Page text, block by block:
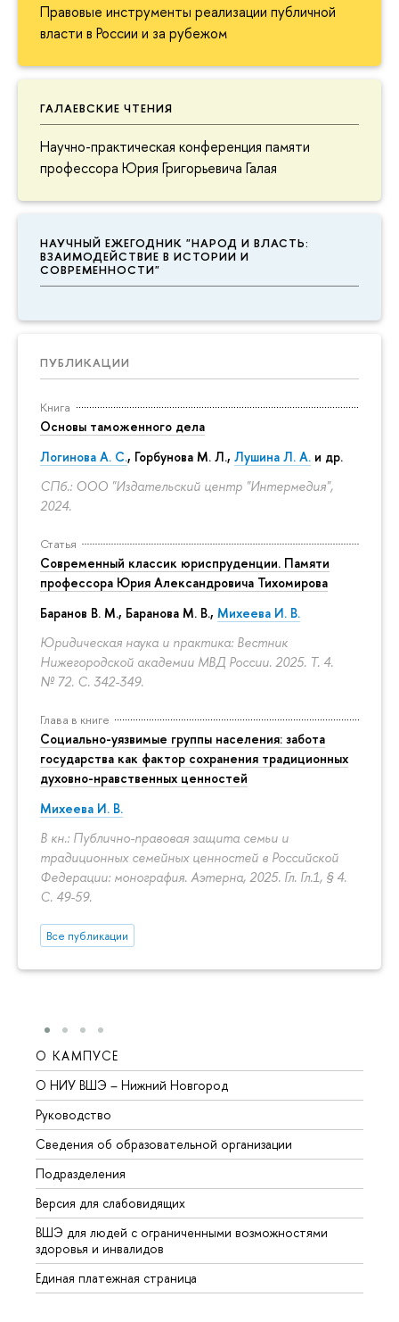
Правовые инструменты реализации публичной
власти в России и за рубежом
ГАЛАЕВСКИЕ ЧТЕНИЯ
Научно-практическая конференция памяти
профессора Юрия Григорьевича Галая
НАУЧНЫЙ ЕЖЕГОДНИК "НАРОД И ВЛАСТЬ:
ВЗАИМОДЕЙСТВИЕ В ИСТОРИИ И
СОВРЕМЕННОСТИ"
ПУБЛИКАЦИИ
Книга
Основы таможенного дела
Логинова А. С., Горбунова М. Л., Лушина Л. А. и др.
СПб.: ООО "Издательский центр "Интермедия",
2024.
Статья
Современный классик юриспруденции. Памяти
профессора Юрия Александровича Тихомирова
Баранов В. М., Баранова М. В., Михеева И. В.
Юридическая наука и практика: Вестник
Нижегородской академии МВД России. 2025. Т. 4.
№ 72. С. 342-349.
Глава в книге
Социально-уязвимые группы населения: забота
государства как фактор сохранения традиционных
духовно-нравственных ценностей
Михеева И. В.
В кн.: Публично-правовая защита семьи и
традиционных семейных ценностей в Российской
Федерации: монография. Аэтерна, 2025. Гл. Гл.1, § 4.
С. 49-59.
Все публикации
О КАМПУСЕ
О НИУ ВШЭ – Нижний Новгород
Руководство
Сведения об образовательной организации
Подразделения
Версия для слабовидящих
ВШЭ для людей с ограниченными возможностями
здоровья и инвалидов
Единая платежная страница